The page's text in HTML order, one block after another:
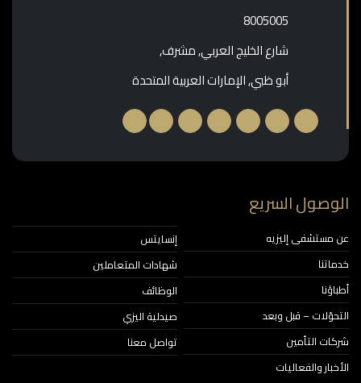
‎8005005‎
شارع الخليج العربي, مشرف,
أبو ظبي, الإمارات العربية المتحدة
السريع
إليزيه
– قبل وبعد
التأمين
والفعاليات
إنسايتس
شهادات المتعاملين
الوظائف
صيدلية اليزي
تواصل معنا